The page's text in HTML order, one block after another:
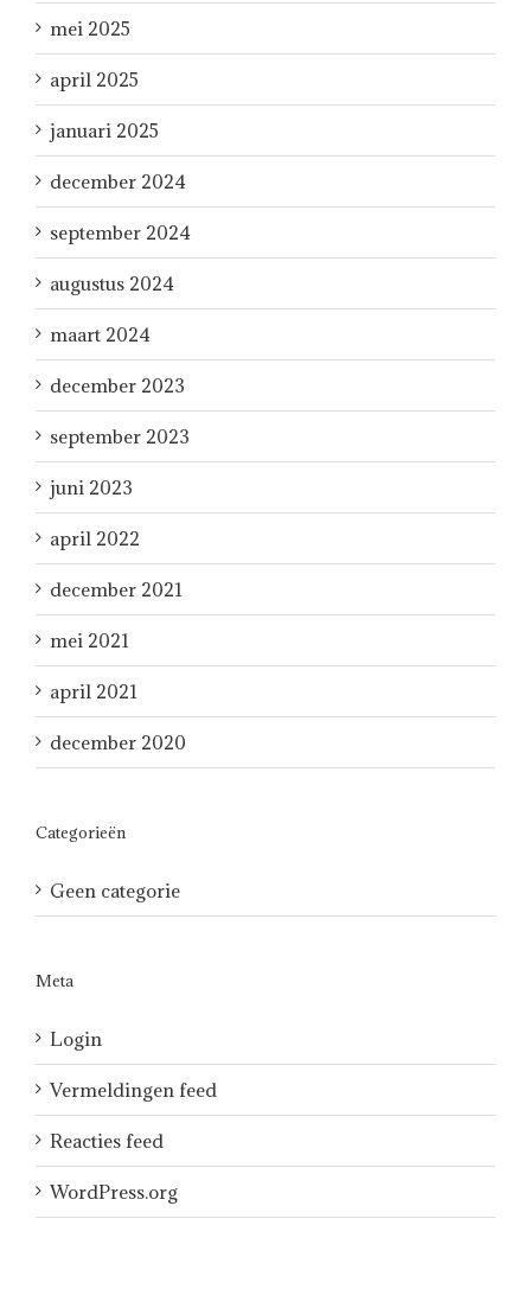
mei 2025
april 2025
januari 2025
december 2024
september 2024
augustus 2024
maart 2024
december 2023
september 2023
juni 2023
april 2022
december 2021
mei 2021
april 2021
december 2020
Categorieën
Geen categorie
Meta
Login
Vermeldingen feed
Reacties feed
WordPress.org